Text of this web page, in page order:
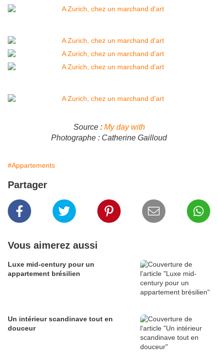
Source : My day with
Photographe : Catherine Gailloud
#Appartements
Partager
Vous aimerez aussi
Luxe mid-century pour un
appartement brésilien
Un intérieur scandinave tout en
douceur